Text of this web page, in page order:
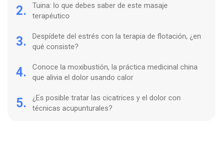
2.
Tuina: lo que debes saber de este masaje
terapéutico
3.
Despídete del estrés con la terapia de flotación, ¿en
qué consiste?
4.
Conoce la moxibustión, la práctica medicinal china
que alivia el dolor usando calor
5.
¿Es posible tratar las cicatrices y el dolor con
técnicas acupunturales?